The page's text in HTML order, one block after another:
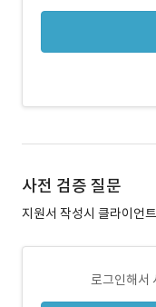
사전 검증 질문
지원서 작성시 클라이언
로그인해서